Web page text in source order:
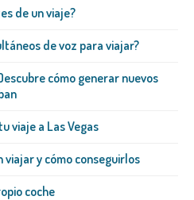
de un viaje?
de voz para viajar?
cómo generar nuevos
viaje a Las Vegas
y cómo conseguirlos
coche